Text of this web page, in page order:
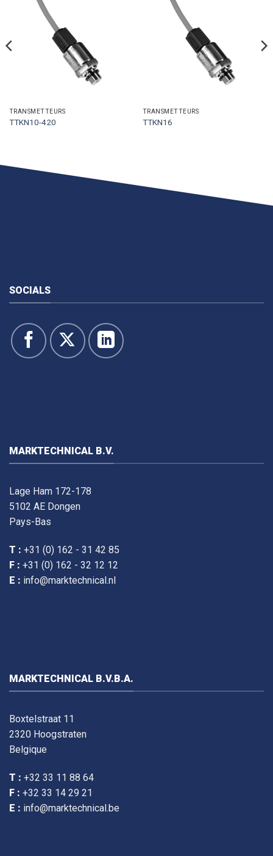
TRANSMETTEURS
TTKN10-420
TRANSMETTEURS
TTKN16
SOCIALS
MARKTECHNICAL B.V.
Lage Ham 172-178
5102 AE Dongen
Pays-Bas
T : +31 (0) 162 - 31 42 85
F : +31 (0) 162 - 32 12 12
E : info@marktechnical.nl
MARKTECHNICAL B.V.B.A.
Boxtelstraat 11
2320 Hoogstraten
Belgique
T : +32 33 11 88 64
F : +32 33 14 29 21
E : info@marktechnical.be